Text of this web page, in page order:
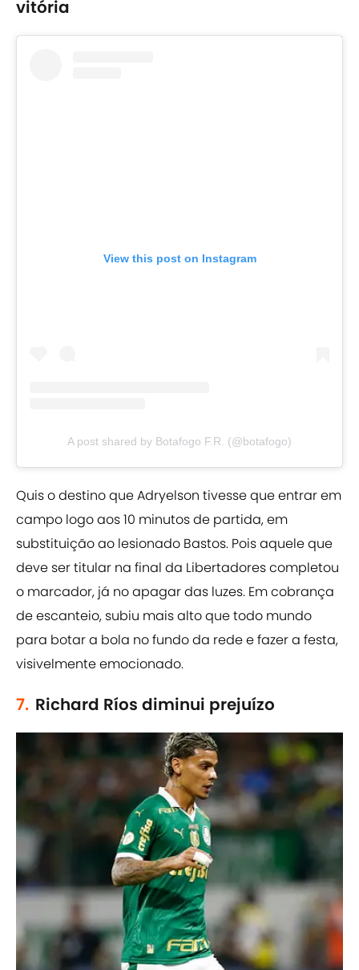
vitória
View this post on Instagram
A post shared by Botafogo F.R. (@botafogo)
Quis o destino que Adryelson tivesse que entrar em
campo logo aos 10 minutos de partida, em
substituição ao lesionado Bastos. Pois aquele que
deve ser titular na final da Libertadores completou
o marcador, já no apagar das luzes. Em cobrança
de escanteio, subiu mais alto que todo mundo
para botar a bola no fundo da rede e fazer a festa,
visivelmente emocionado.
7. Richard Ríos diminui prejuízo